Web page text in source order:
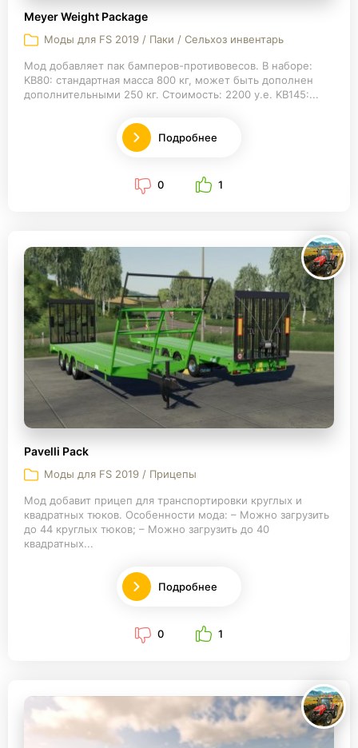
Meyer Weight Package
Моды для FS 2019 / Паки / Сельхоз инвентарь
Мод добавляет пак бамперов-противовесов. В наборе:
KB80: стандартная масса 800 кг, может быть дополнен
дополнительными 250 кг. Стоимость: 2200 у.е. KB145:...
Подробнее
0 1
Pavelli Pack
Моды для FS 2019 / Прицепы
Мод добавит прицеп для транспортировки круглых и
квадратных тюков. Особенности мода: – Можно загрузить
до 44 круглых тюков; – Можно загрузить до 40
квадратных...
Подробнее
0 1